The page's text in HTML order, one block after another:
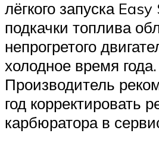
лёгкого запуска
подкачки топлива
непрогретого
холодное время года.
Производитель
год корректировать
карбюратора в